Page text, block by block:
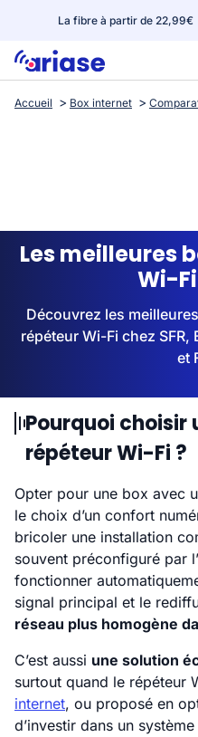
La fibre à partir de 22,99€
Box internet
Streaming
Accueil Box internet
Les meilleures
Wi-
Découvrez les
répéteur Wi-Fi chez
et
Pourquoi choisir
répéteur Wi-Fi ?
Opter pour une box avec
le choix d’un confort
bricoler une installation
souvent préconfiguré par
fonctionner
signal principal et le
réseau plus homogène
C’est aussi une solution
surtout quand le répéteur
internet, ou proposé en
d’investir dans un